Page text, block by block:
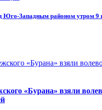
Юго-Западным районом утром 9
«Бурана» взяли